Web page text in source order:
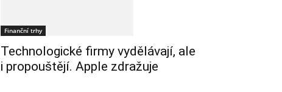
Finanční trhy
Technologické firmy vydělávají, ale
i propouštějí. Apple zdražuje